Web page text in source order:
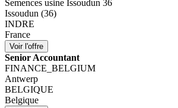
Semences usine Issoudun 36
Issoudun (36)
INDRE
France
Senior Accountant
FINANCE_BELGIUM
Antwerp
BELGIQUE
Belgique